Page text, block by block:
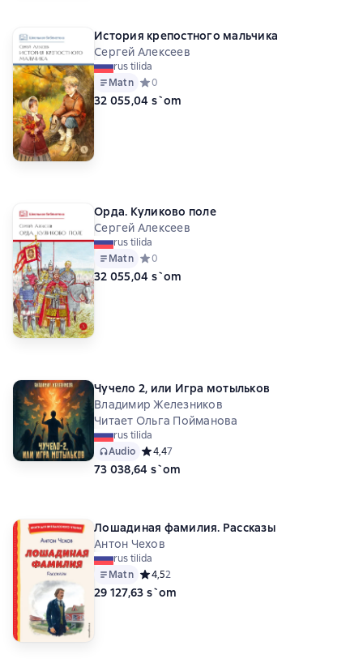
История крепостного мальчика
Сергей Алексеев
rus tilida
Matn Средний рейтинг 0 на основе 0 оценок
0
32 055,04 s`om
Орда. Куликово поле
Сергей Алексеев
rus tilida
Matn Средний рейтинг 0 на основе 0 оценок
0
32 055,04 s`om
Чучело 2, или Игра мотыльков
Владимир Железников
Читает Ольга Пойманова
rus tilida
Audio Средний рейтинг 4,4 на основе 7 оценок
4,47
73 038,64 s`om
Лошадиная фамилия. Рассказы
Антон Чехов
rus tilida
Matn Средний рейтинг 4,5 на основе 2 оценок
4,52
29 127,63 s`om